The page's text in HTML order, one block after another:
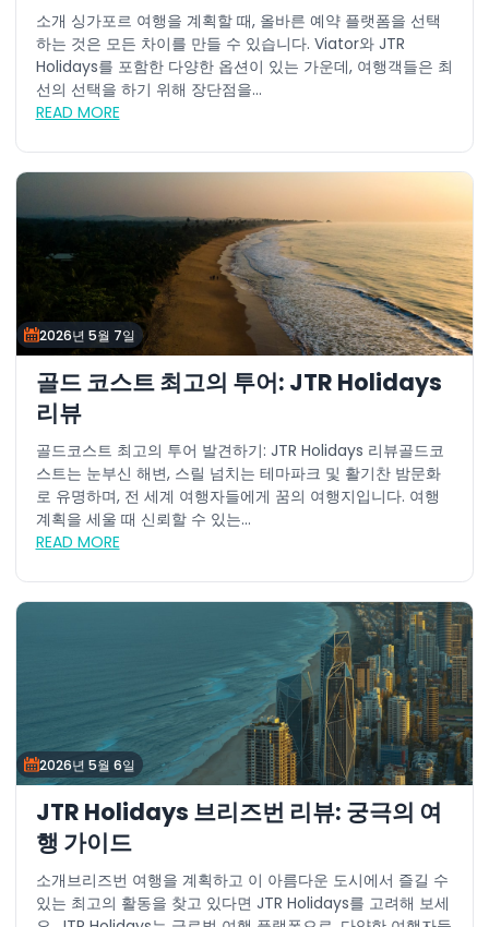
소개 싱가포르 여행을 계획할 때, 올바른 예약 플랫폼을 선택
하는 것은 모든 차이를 만들 수 있습니다. Viator와 JTR
Holidays를 포함한 다양한 옵션이 있는 가운데, 여행객들은 최
선의 선택을 하기 위해 장단점을...
READ MORE
2026년 5월 7일
골드 코스트 최고의 투어: JTR Holidays
리뷰
골드코스트 최고의 투어 발견하기: JTR Holidays 리뷰골드코
스트는 눈부신 해변, 스릴 넘치는 테마파크 및 활기찬 밤문화
로 유명하며, 전 세계 여행자들에게 꿈의 여행지입니다. 여행
계획을 세울 때 신뢰할 수 있는...
READ MORE
2026년 5월 6일
JTR Holidays 브리즈번 리뷰: 궁극의 여
행 가이드
소개브리즈번 여행을 계획하고 이 아름다운 도시에서 즐길 수
있는 최고의 활동을 찾고 있다면 JTR Holidays를 고려해 보세